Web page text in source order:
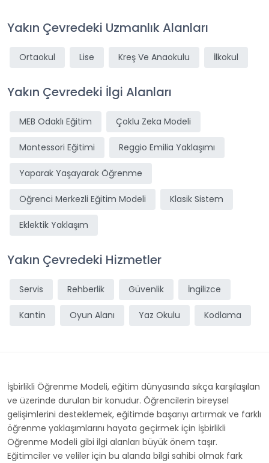
Yakın Çevredeki Uzmanlık Alanları
Ortaokul Lise Kreş Ve Anaokulu İlkokul
Yakın Çevredeki İlgi Alanları
MEB Odaklı Eğitim Çoklu Zeka Modeli
Montessori Eğitimi Reggio Emilia Yaklaşımı
Yaparak Yaşayarak Öğrenme
Öğrenci Merkezli Eğitim Modeli Klasik Sistem
Eklektik Yaklaşım
Yakın Çevredeki Hizmetler
Servis Rehberlik Güvenlik İngilizce
Kantin Oyun Alanı Yaz Okulu Kodlama
İşbirlikli Öğrenme Modeli, eğitim dünyasında sıkça karşılaşılan
ve üzerinde durulan bir konudur. Öğrencilerin bireysel
gelişimlerini desteklemek, eğitimde başarıyı artırmak ve farklı
öğrenme yaklaşımlarını hayata geçirmek için İşbirlikli
Öğrenme Modeli gibi ilgi alanları büyük önem taşır.
Eğitimciler ve veliler için bu alanda bilgi sahibi olmak fark